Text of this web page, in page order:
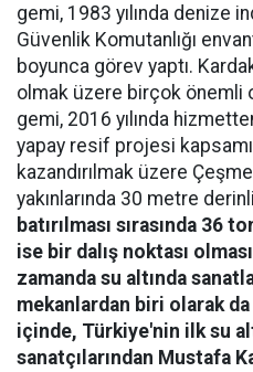
gemi, 1983 yılında denize
Güvenlik Komutanlığı
boyunca görev yaptı.
olmak üzere birçok önemli
gemi, 2016 yılında
yapay resif projesi
kazandırılmak üzere
yakınlarında 30 metre
batırılması sırasında 36
ise bir dalış noktası
zamanda su altında
mekanlardan biri olarak
içinde, Türkiye'nin ilk su
sanatçılarından Mustafa